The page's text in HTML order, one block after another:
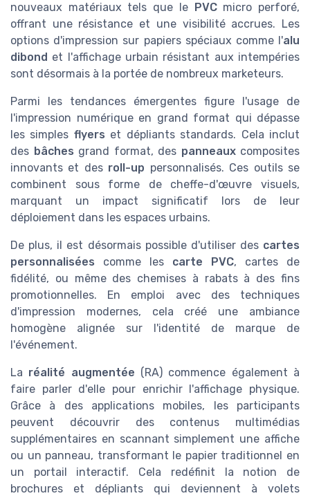
nouveaux matériaux tels que le
PVCmicro perforé,
offrant une résistance et une visibilité accrues. Les
options d'impression sur papiers spéciaux comme l'alu
dibond et l'affichage urbain résistant aux intempéries
sont désormais à la portée de nombreux marketeurs.
Parmi les tendances émergentes figure l'usage de
l'impression numérique en grand format qui dépasse
les simples flyers et dépliants standards. Cela inclut
des bâches grand format, des panneauxcomposites
innovants et des roll-up personnalisés. Ces outils se
combinent sous forme de cheffe-d'œuvre visuels,
marquant un impact significatif lors de leur
déploiement dans les espaces urbains.
De plus, il est désormais possible d'utiliser des cartes
personnalisées comme les carte PVC, cartes de
fidélité, ou même des chemises à rabats à des fins
promotionnelles. En emploi avec des techniques
d'impression modernes, cela créé une ambiance
homogène alignée sur l'identité de marque de
l'événement.
La réalité augmentée (RA) commence également à
faire parler d'elle pour enrichir l'affichage physique.
Grâce à des applications mobiles, les participants
peuvent découvrir des contenus multimédias
supplémentaires en scannant simplement une affiche
ou un panneau, transformant le papier traditionnel en
un portail interactif. Cela redéfinit la notion de
brochures et dépliants qui deviennent à volets